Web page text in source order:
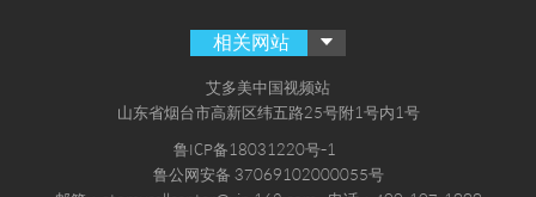
相关网站
艾多美中国视频站
山东省烟台市高新区纬五路25号附1号内1号
鲁ICP备18031220号-1
鲁公网安备 37069102000055号